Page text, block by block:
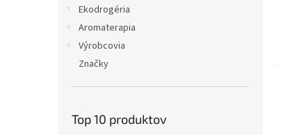
Ekodrogéria
Aromaterapia
Výrobcovia
Značky
Top 10 produktov